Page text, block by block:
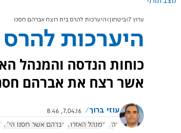
ערוץ 7 ביטחון היערכות להרס בית רוצח אברהם חסנו
היערכות
כוחות הנדסה והמנהל
אשר רצח את אברהם
עוזי ברוך
7.04.16, 8:46
צה"ל
המנהל האזרחי אברהם אשר חסנו הי"ד